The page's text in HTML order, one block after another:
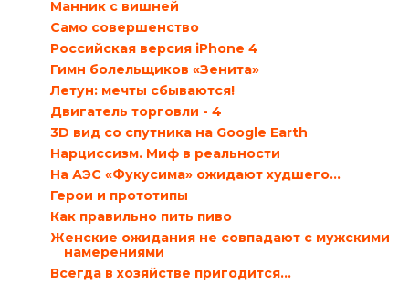
Манник с вишней
Само совершенство
Российская версия iPhone 4
Гимн болельщиков «Зенита»
Летун: мечты сбываются!
Двигатель торговли - 4
3D вид со спутника на Google Earth
Нарциссизм. Миф в реальности
На АЭС «Фукусима» ожидают худшего…
Герои и прототипы
Как правильно пить пиво
Женские ожидания не совпадают с мужскими
намерениями
Всегда в хозяйстве пригодится…